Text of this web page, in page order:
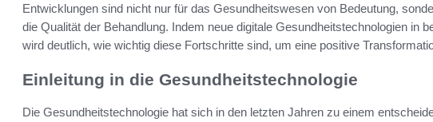
Entwicklungen sind nicht nur für das Gesundheitswesen von Bedeutung,
die Qualität der Behandlung. Indem neue digitale Gesundheitstechnologien in
wird deutlich, wie wichtig diese Fortschritte sind, um eine positive
Einleitung in die Gesundheitstechnologie
Die Gesundheitstechnologie hat sich in den letzten Jahren zu einem